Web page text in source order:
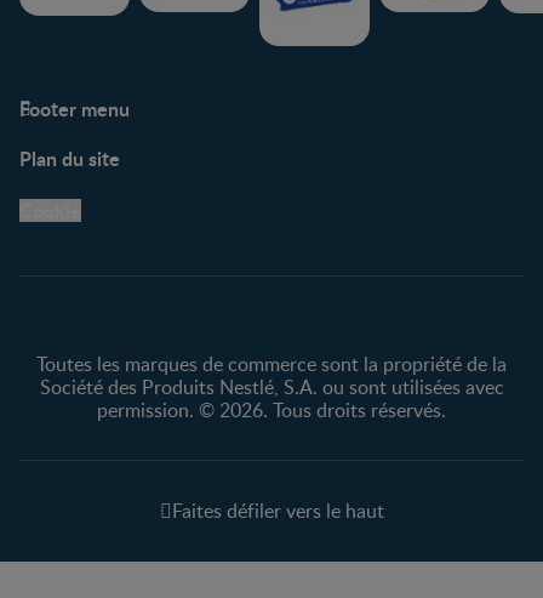
Footer menu
Centre de soutien
Avis légaux
Protection des
Plan du site
Toutes les marques de commerce sont la propriété de la
Société des Produits Nestlé, S.A. ou sont utilisées avec
permission. © 2026. Tous droits réservés.
Faites défiler vers le haut